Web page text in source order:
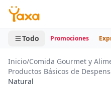
MINI CARRITO
0 productos
Todo Promociones
Inicio/Comida Gourmet y
Productos Básicos de
Natural